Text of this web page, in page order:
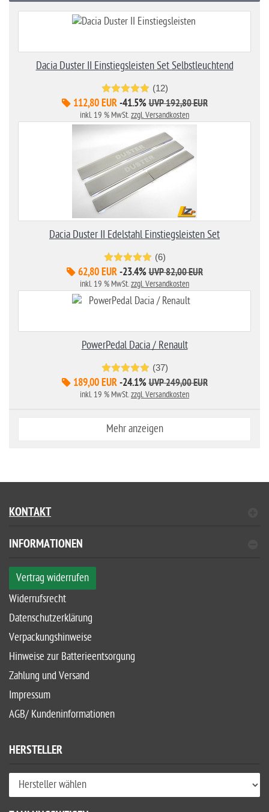
Dacia Duster II Einstiegsleisten Set Selbstleuchtend
(12)
112,80 EUR -41.5% UVP 192,80 EUR
inkl. 19 % MwSt.zzgl. Versandkosten
Dacia Duster II Edelstahl Einstiegsleisten Set
(6)
62,80 EUR -23.4% UVP 82,00 EUR
inkl. 19 % MwSt.zzgl. Versandkosten
PowerPedal Dacia / Renault
(37)
189,00 EUR -24.1% UVP 249,00 EUR
inkl. 19 % MwSt.zzgl. Versandkosten
Mehr anzeigen
KONTAKT
INFORMATIONEN
Vertrag widerrufen
Widerrufsrecht
Datenschutzerklärung
Verpackungshinweise
Hinweise zur Batterieentsorgung
Zahlung und Versand
Impressum
AGB/ Kundeninformationen
HERSTELLER